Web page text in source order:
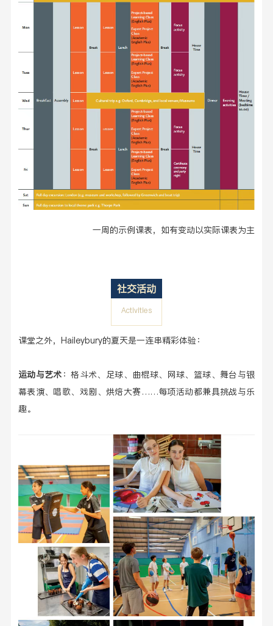
一周的示例课表，如有变动以实际课表为主
社交活动
Activities
课堂之外，Haileybury的夏天是一连串精彩体验：
运动与艺术 ：格斗术、足球、曲棍球、网球、篮球、舞台与银
幕表演、唱歌、戏剧、烘焙大赛……每项活动都兼具挑战与乐
趣。